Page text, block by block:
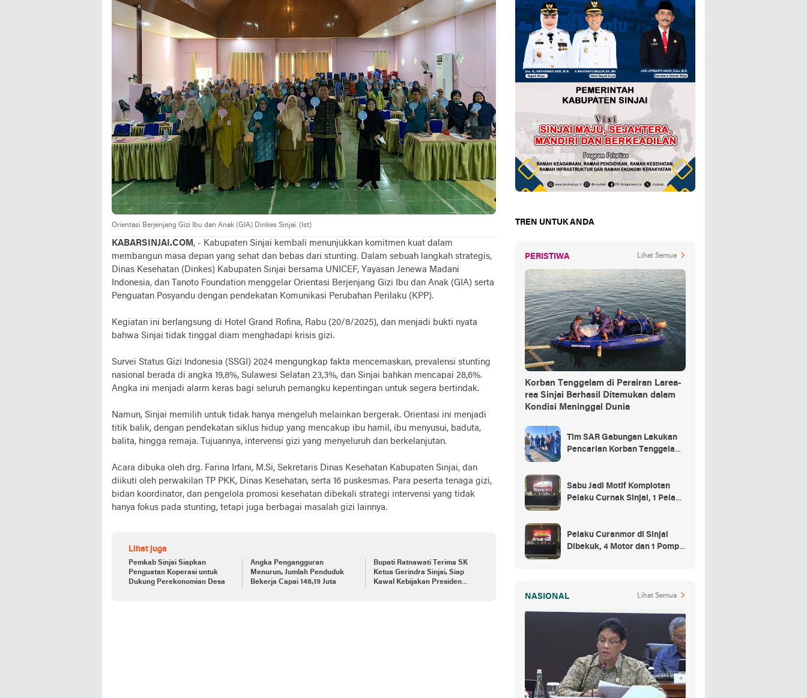
Orientasi Berjenjang Gizi Ibu dan Anak (GIA) Dinkes Sinjai. (Ist)
KABARSINJAI.COM, - Kabupaten Sinjai kembali menunjukkan komitmen kuat dalam
membangun masa depan yang sehat dan bebas dari stunting. Dalam sebuah langkah strategis,
Dinas Kesehatan (Dinkes) Kabupaten Sinjai bersama UNICEF, Yayasan Jenewa Madani
Indonesia, dan Tanoto Foundation menggelar Orientasi Berjenjang Gizi Ibu dan Anak (GIA) serta
Penguatan Posyandu dengan pendekatan Komunikasi Perubahan Perilaku (KPP).
Kegiatan ini berlangsung di Hotel Grand Rofina, Rabu (20/8/2025), dan menjadi bukti nyata
bahwa Sinjai tidak tinggal diam menghadapi krisis gizi.
Survei Status Gizi Indonesia (SSGI) 2024 mengungkap fakta mencemaskan, prevalensi stunting
nasional berada di angka 19,8%, Sulawesi Selatan 23,3%, dan Sinjai bahkan mencapai 28,6%.
Angka ini menjadi alarm keras bagi seluruh pemangku kepentingan untuk segera bertindak.
Namun, Sinjai memilih untuk tidak hanya mengeluh melainkan bergerak. Orientasi ini menjadi
titik balik, dengan pendekatan siklus hidup yang mencakup ibu hamil, ibu menyusui, baduta,
balita, hingga remaja. Tujuannya, intervensi gizi yang menyeluruh dan berkelanjutan.
Acara dibuka oleh drg. Farina Irfani, M.Si, Sekretaris Dinas Kesehatan Kabupaten Sinjai, dan
diikuti oleh perwakilan TP PKK, Dinas Kesehatan, serta 16 puskesmas. Para peserta tenaga gizi,
bidan koordinator, dan pengelola promosi kesehatan dibekali strategi intervensi yang tidak
hanya fokus pada stunting, tetapi juga berbagai masalah gizi lainnya.
Lihat juga
Pemkab Sinjai Siapkan
Penguatan Koperasi untuk
Dukung Perekonomian Desa
Angka Pengangguran
Menurun, Jumlah Penduduk
Bekerja Capai 148,19 Juta
Bupati Ratnawati Terima SK
Ketua Gerindra Sinjai, Siap
Kawal Kebijakan Presiden
TREN UNTUK ANDA
PERISTIWA Lihat Semua
Korban Tenggelam di Perairan Larea-
rea Sinjai Berhasil Ditemukan dalam
Kondisi Meninggal Dunia
Tim SAR Gabungan Lakukan
Pencarian Korban Tenggelam
Sabu Jadi Motif Komplotan
Pelaku Curnak Sinjai, 1 Pelaku
Pelaku Curanmor di Sinjai
Dibekuk, 4 Motor dan 1 Pompa
NASIONAL Lihat Semua